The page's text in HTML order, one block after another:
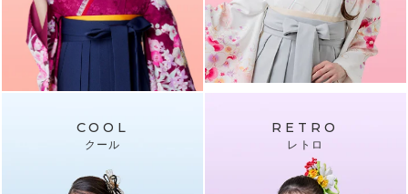
COOL
クール
RETRO
レトロ